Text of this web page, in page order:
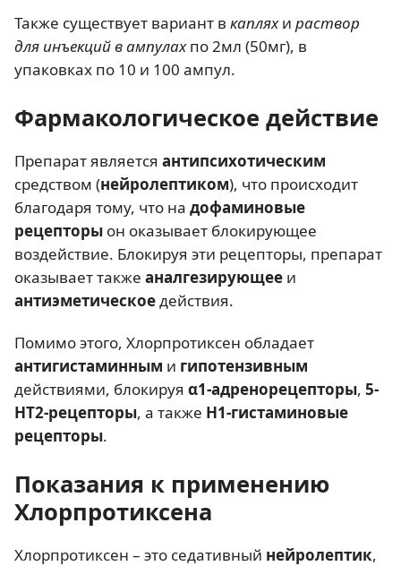
Также существует вариант в капляхи раствор
для инъекций в ампулахпо 2мл (50мг), в
упаковках по 10 и 100 ампул.
Фармакологическое действие
Препарат является антипсихотическим
средством (нейролептиком), что происходит
благодаря тому, что на дофаминовые
рецепторы он оказывает блокирующее
воздействие. Блокируя эти рецепторы, препарат
оказывает также аналгезирующее и
антиэметическоедействия.
Помимо этого, Хлорпротиксен обладает
антигистаминным и гипотензивным
действиями, блокируя α1-адренорецепторы, 5-
HT2-рецепторы, а также H1-гистаминовые
рецепторы.
Показания к применению
Хлорпротиксена
Хлорпротиксен – это седативный нейролептик,